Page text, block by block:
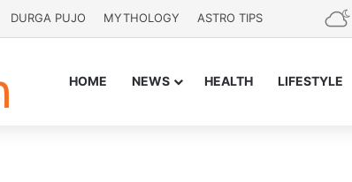
DURGA PUJO MYTHOLOGY ASTRO TIPS
HOME NEWS HEALTH LIFESTYLE